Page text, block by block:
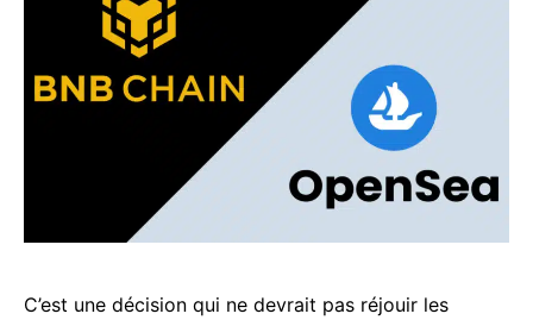
C’est une décision qui ne devrait pas réjouir les